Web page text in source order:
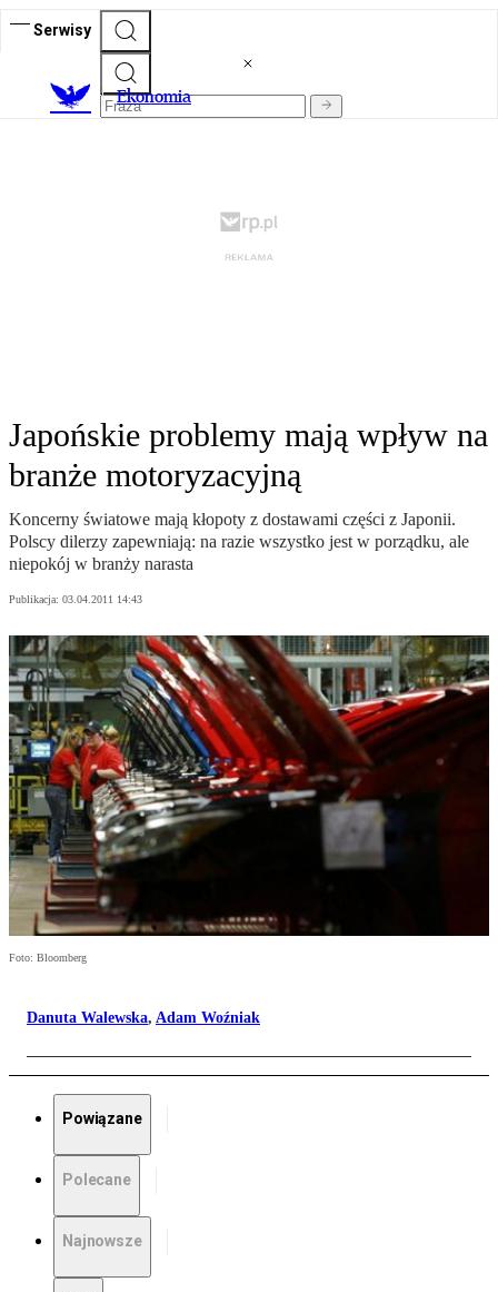
Serwisy
Ekonomia
Japońskie problemy mają wpływ na
branże motoryzacyjną
Koncerny światowe mają kłopoty z dostawami części z Japonii.
Polscy dilerzy zapewniają: na razie wszystko jest w porządku, ale
niepokój w branży narasta
Publikacja: 03.04.2011 14:43
Foto: Bloomberg
Danuta Walewska, Adam Woźniak
Powiązane
Polecane
Najnowsze